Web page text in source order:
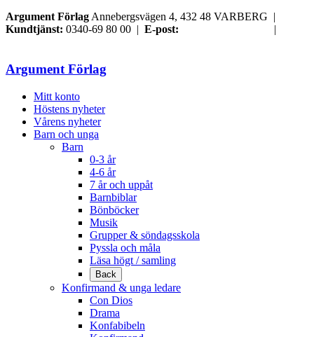
Argument Förlag Annebergsvägen 4, 432 48 VARBERG |
Kundtjänst: 0340-69 80 00 | E-post:
|
Argument Förlag
Mitt konto
Höstens nyheter
Vårens nyheter
Barn och unga
Barn
0-3 år
4-6 år
7 år och uppåt
Barnbiblar
Bönböcker
Musik
Grupper & söndagsskola
Pyssla och måla
Läsa högt / samling
Back
Konfirmand & unga ledare
Con Dios
Drama
Konfabibeln